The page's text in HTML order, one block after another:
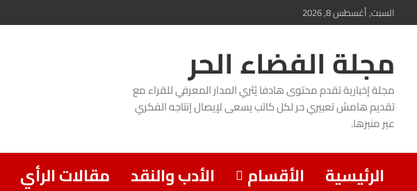
Skip
content
السبت, أغسطس 8, 2026
مجلة الفضاء الحر
مجلة إخبارية تقدم محتوى هادفا يُثري المدار المعرفي للقراء مع
تقديم هامش تعبيري حر لكل كاتب يسعى لإيصال إنتاجه الفكري
عبر منبرها.
الرئيسية الأقسام الأدب والنقد مقالات الرأي